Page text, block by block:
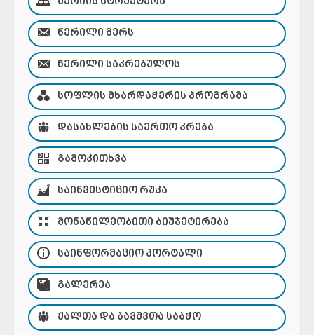
ᲬᲔᲠᲘᲚᲘ ᲛᲔᲠᲡ
ᲬᲔᲠᲘᲚᲘ ᲡᲐᲙᲠᲔᲑᲣᲚᲝᲡ
ᲡᲝᲤᲚᲘᲡ ᲛᲮᲐᲠᲓᲐᲭᲔᲠᲘᲡ ᲞᲠᲝᲒᲠᲐᲛᲐ
ᲓᲐᲡᲐᲮᲚᲔᲑᲘᲡ ᲡᲐᲔᲠᲗᲝ ᲙᲠᲔᲑᲐ
ᲒᲐᲛᲝᲙᲘᲗᲮᲕᲐ
ᲡᲐᲘᲜᲕᲔᲡᲢᲘᲪᲘᲝ ᲠᲣᲙᲐ
ᲛᲝᲜᲐᲬᲘᲚᲔᲝᲑᲘᲗᲘ ᲑᲘᲣᲯᲔᲢᲘᲠᲔᲑᲐ
ᲡᲐᲘᲜᲤᲝᲠᲛᲐᲪᲘᲝ ᲞᲝᲠᲢᲐᲚᲘ
ᲒᲐᲚᲔᲠᲔᲐ
ᲥᲐᲚᲗᲐ ᲓᲐ ᲑᲐᲕᲨᲕᲗᲐ ᲡᲐᲑᲭᲝ